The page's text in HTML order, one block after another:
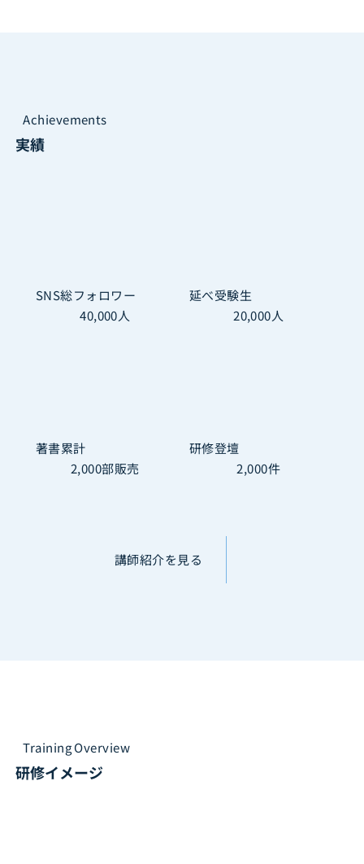
Achievements
実績
SNS総フォロワー
40,000人
延べ受験生
20,000人
著書累計
2,000部販売
研修登壇
2,000件
講師紹介を見る
Training Overview
研修イメージ